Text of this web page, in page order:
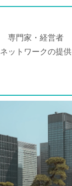
専門家・経営者
ネットワークの提供